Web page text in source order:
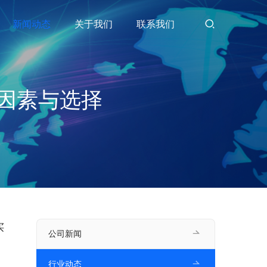
新闻动态 关于我们 联系我们
素与选择
公司新闻
行业动态